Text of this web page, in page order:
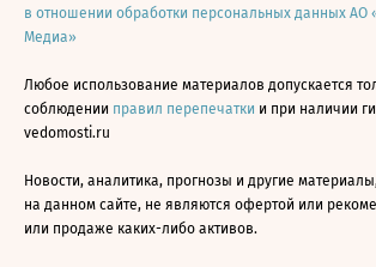
в отношении обработки персональных данных АО
Медиа»
Любое использование материалов допускается
соблюдении правил перепечатки и при наличии
vedomosti.ru
Новости, аналитика, прогнозы и другие
на данном сайте, не являются офертой или
или продаже каких-либо активов.